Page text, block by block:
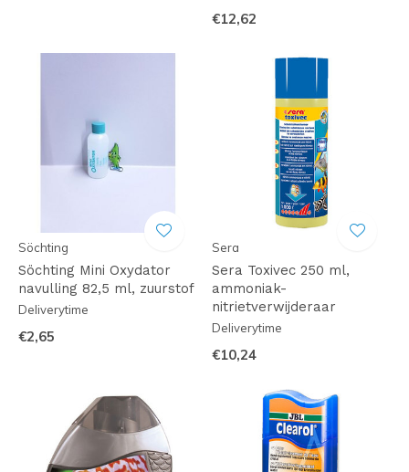
€12,62
Söchting
Söchting Mini Oxydator
navulling 82,5 ml, zuurstof
Deliverytime
€2,65
Sera
Sera Toxivec 250 ml,
ammoniak-
nitrietverwijderaar
Deliverytime
€10,24